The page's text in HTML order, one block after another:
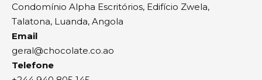
Condomínio Alpha Escritórios, Edifício Zwela,
Talatona, Luanda, Angola
Email
geral@chocolate.co.ao
Telefone